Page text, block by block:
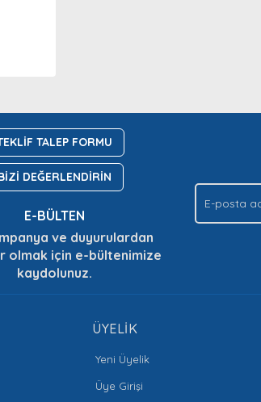
TALEP FORMU
DEĞERLENDİRİN
E-BÜLTEN
ve duyurulardan
olmak için e-bültenimize
kaydolunuz.
ÜYELİK
Yeni Üyelik
Üye Girişi